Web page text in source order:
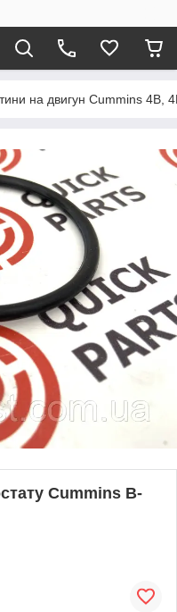
на двигун Cummins 4B,
Cummins B-